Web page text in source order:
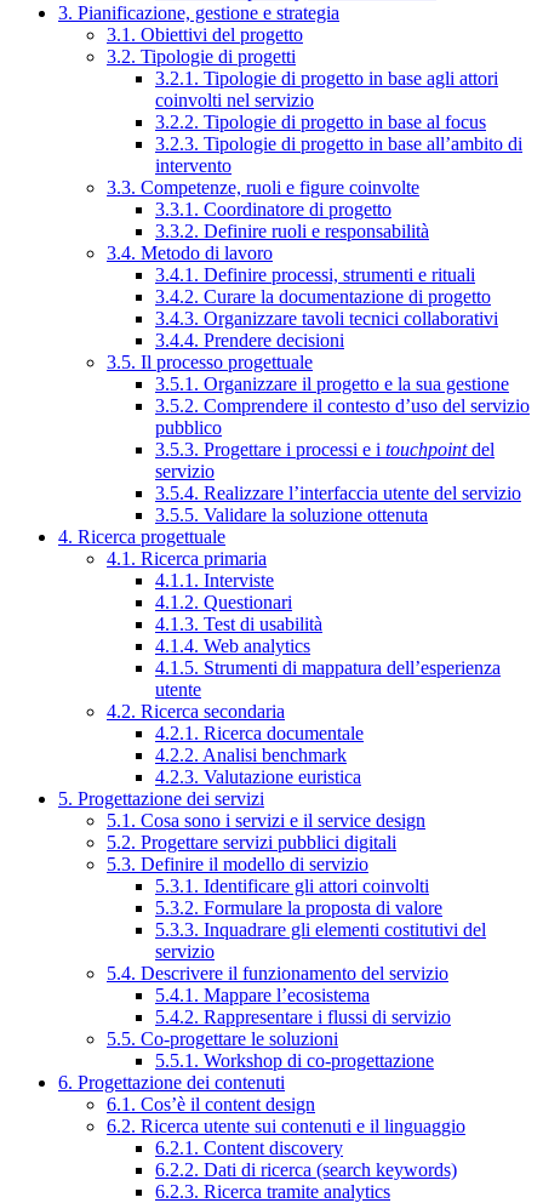
3. Pianificazione, gestione e strategia
3.1. Obiettivi del progetto
3.2. Tipologie di progetti
3.2.1. Tipologie di progetto in base agli attori
coinvolti nel servizio
3.2.2. Tipologie di progetto in base al focus
3.2.3. Tipologie di progetto in base all’ambito di
intervento
3.3. Competenze, ruoli e figure coinvolte
3.3.1. Coordinatore di progetto
3.3.2. Definire ruoli e responsabilità
3.4. Metodo di lavoro
3.4.1. Definire processi, strumenti e rituali
3.4.2. Curare la documentazione di progetto
3.4.3. Organizzare tavoli tecnici collaborativi
3.4.4. Prendere decisioni
3.5. Il processo progettuale
3.5.1. Organizzare il progetto e la sua gestione
3.5.2. Comprendere il contesto d’uso del servizio
pubblico
3.5.3. Progettare i processi e i touchpointdel
servizio
3.5.4. Realizzare l’interfaccia utente del servizio
3.5.5. Validare la soluzione ottenuta
4. Ricerca progettuale
4.1. Ricerca primaria
4.1.1. Interviste
4.1.2. Questionari
4.1.3. Test di usabilità
4.1.4. Web analytics
4.1.5. Strumenti di mappatura dell’esperienza
utente
4.2. Ricerca secondaria
4.2.1. Ricerca documentale
4.2.2. Analisi benchmark
4.2.3. Valutazione euristica
5. Progettazione dei servizi
5.1. Cosa sono i servizi e il service design
5.2. Progettare servizi pubblici digitali
5.3. Definire il modello di servizio
5.3.1. Identificare gli attori coinvolti
5.3.2. Formulare la proposta di valore
5.3.3. Inquadrare gli elementi costitutivi del
servizio
5.4. Descrivere il funzionamento del servizio
5.4.1. Mappare l’ecosistema
5.4.2. Rappresentare i flussi di servizio
5.5. Co-progettare le soluzioni
5.5.1. Workshop di co-progettazione
6. Progettazione dei contenuti
6.1. Cos’è il content design
6.2. Ricerca utente sui contenuti e il linguaggio
6.2.1. Content discovery
6.2.2. Dati di ricerca (search keywords)
6.2.3. Ricerca tramite analytics